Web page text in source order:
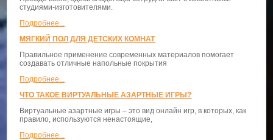
студиями-изготовителями.
Подробнее...
МЯГКИЙ ПОЛ ДЛЯ ДЕТСКИХ КОМНАТ
Правильное применение современных материалов помогает
создавать отличные напольные покрытия
Подробнее...
ЧТО ТАКОЕ ВИРТУАЛЬНЫЕ АЗАРТНЫЕ ИГРЫ?
Виртуальные азартные игры – это вид онлайн игр, в которых, как
правило, используются ненастоящие,
Подробнее...